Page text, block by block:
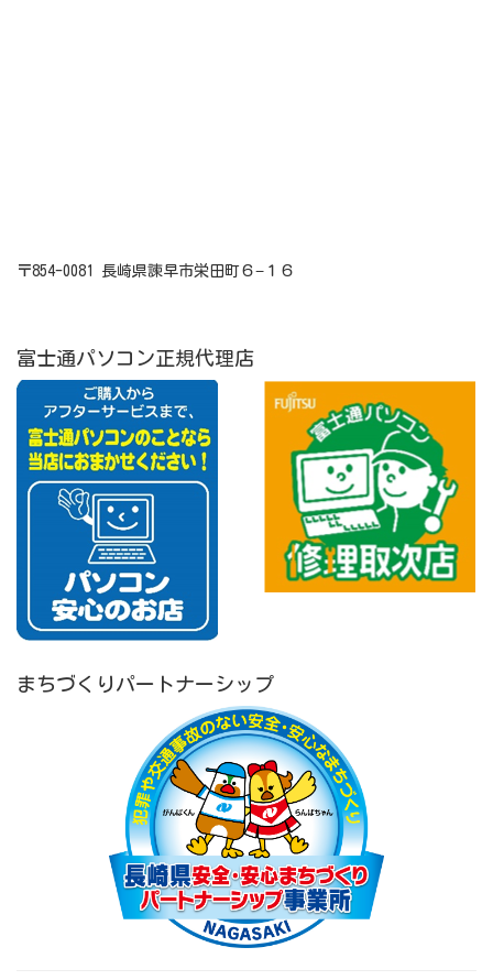
〒854-0081 長崎県諫早市栄田町６−１６
富士通パソコン正規代理店
まちづくりパートナーシップ